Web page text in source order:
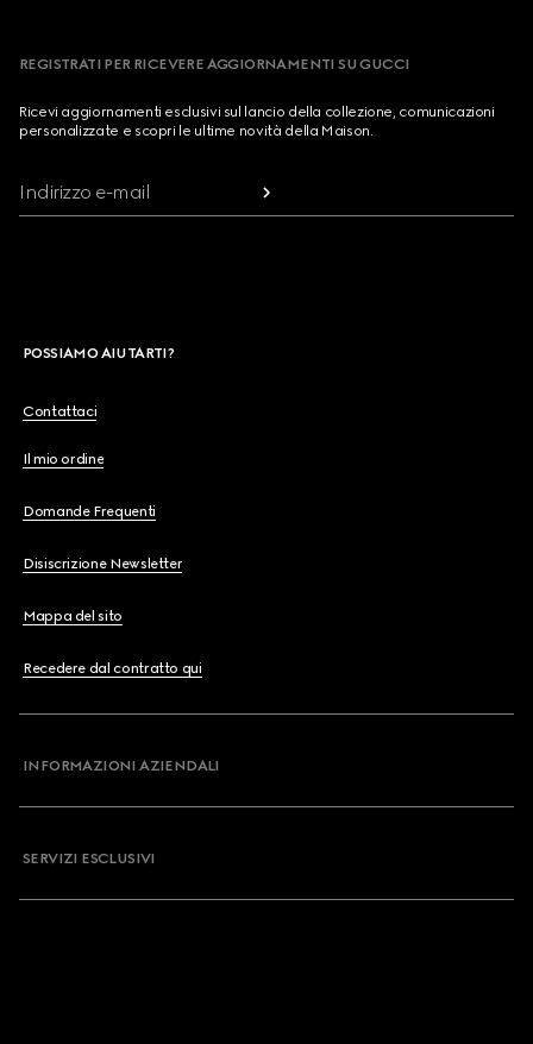
REGISTRATI PER RICEVERE AGGIORNAMENTI SU GUCCI
Ricevi aggiornamenti esclusivi sul lancio della collezione, comunicazioni
personalizzate e scopri le ultime novità della Maison.
Indirizzo e-mail
POSSIAMO AIUTARTI?
Contattaci
Il mio ordine
Domande Frequenti
Disiscrizione Newsletter
Mappa del sito
Recedere dal contratto qui
INFORMAZIONI AZIENDALI
SERVIZI ESCLUSIVI